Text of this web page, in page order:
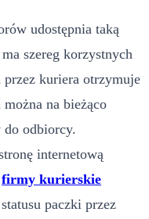
udostępnia taką
szereg korzystnych
przez kuriera otrzymuje
na bieżąco
do odbiorcy.
internetową
firmy kurierskie
paczki przez